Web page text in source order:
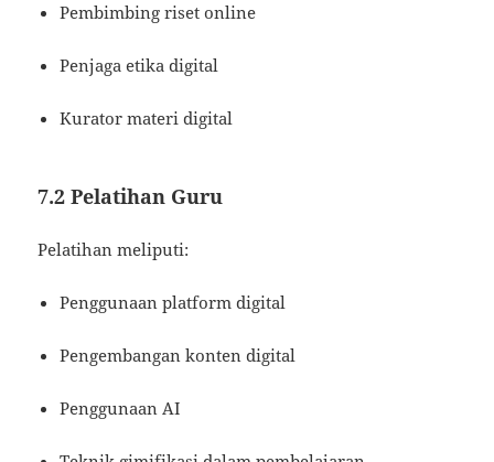
Pembimbing riset online
Penjaga etika digital
Kurator materi digital
7.2 Pelatihan Guru
Pelatihan meliputi:
Penggunaan platform digital
Pengembangan konten digital
Penggunaan AI